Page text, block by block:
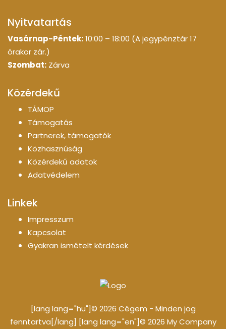
Nyitvatartás
Vasárnap-Péntek:10:00 – 18:00 (A jegypénztár 17
órakor zár.)
Szombat: Zárva
Közérdekű
TÁMOP
Támogatás
Partnerek, támogatók
Közhasznúság
Közérdekű adatok
Adatvédelem
Linkek
Impresszum
Kapcsolat
Gyakran ismételt kérdések
[lang lang="hu"]© 2026 Cégem - Minden jog
fenntartva[/lang] [lang lang="en"]© 2026 My Company